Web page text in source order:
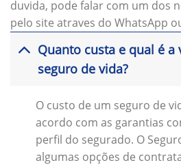
duvida, pode falar com um dos
pelo site atraves do WhatsApp
Quanto custa e qual é a
seguro de vida?
O custo de um seguro de
acordo com as garantias
perfil do segurado. O
algumas opções de